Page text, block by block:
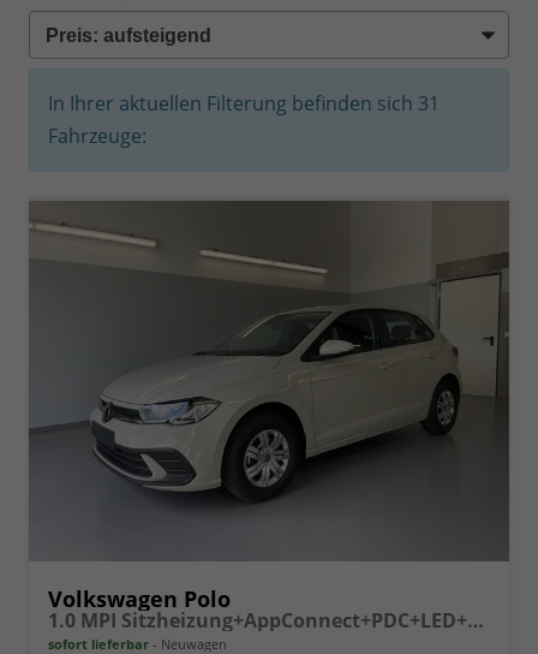
In Ihrer aktuellen Filterung befinden sich 31
Fahrzeuge:
Volkswagen Polo
1.0 MPI Sitzheizung+AppConnect+PDC+LED+Touch+Lichtsensor+MultiLenkrad
sofort lieferbar Neuwagen